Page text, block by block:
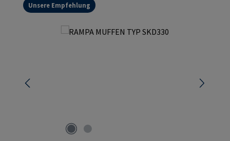
Unsere Empfehlung
Bildergalerie überspringen